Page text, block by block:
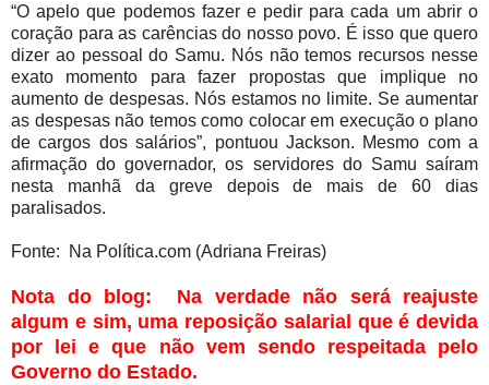
“O apelo que podemos fazer e pedir para cada um abrir o
coração para as carências do nosso povo. É isso que quero
dizer ao pessoal do Samu. Nós não temos recursos nesse
exato momento para fazer propostas que implique no
aumento de despesas. Nós estamos no limite. Se aumentar
as despesas não temos como colocar em execução o plano
de cargos dos salários”, pontuou Jackson. Mesmo com a
afirmação do governador, os servidores do Samu saíram
nesta manhã da greve depois de mais de 60 dias
paralisados.
Fonte: Na Política.com (Adriana Freiras)
Nota do blog: Na verdade não será reajuste
algum e sim, uma reposição salarial que é devida
por lei e que não vem sendo respeitada pelo
Governo do Estado.